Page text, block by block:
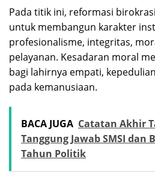
Pada titik ini, reformasi
untuk membangun karakter
profesionalisme, integritas,
pelayanan. Kesadaran moral
bagi lahirnya empati,
pada kemanusiaan.
BACA JUGA Catatan Akhir
Tanggung Jawab SMSI dan
Tahun Politik